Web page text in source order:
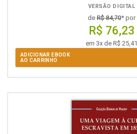
VERSÃO DIGITAL
de R$ 84,70* por
R$ 76,23
em 3x de R$ 25,41
ADICIONAR EBOOK
AO CARRINHO